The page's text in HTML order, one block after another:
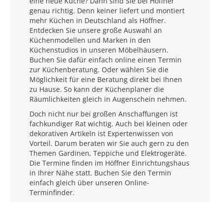
genau richtig. Denn keiner liefert und montiert
mehr Küchen in Deutschland als Höffner.
Entdecken Sie unsere große Auswahl an
Küchenmodellen und Marken in den
Küchenstudios in unseren Möbelhäusern.
Buchen Sie dafür einfach online einen Termin
zur Küchenberatung. Oder wählen Sie die
Möglichkeit für eine Beratung direkt bei Ihnen
zu Hause. So kann der Küchenplaner die
Räumlichkeiten gleich in Augenschein nehmen.
Doch nicht nur bei großen Anschaffungen ist
fachkundiger Rat wichtig. Auch bei kleinen oder
dekorativen Artikeln ist Expertenwissen von
Vorteil. Darum beraten wir Sie auch gern zu den
Themen Gardinen, Teppiche und Elektrogeräte.
Die Termine finden im Höffner Einrichtungshaus
in Ihrer Nähe statt. Buchen Sie den Termin
einfach gleich über unseren Online-
Terminfinder.